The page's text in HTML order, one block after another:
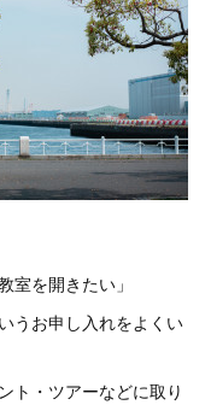
室を開きたい」
うお申し入れをよくい
ト・ツアーなどに取り